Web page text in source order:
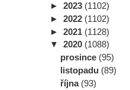
► 2023 (1102)
► 2022 (1102)
► 2021 (1128)
▼ 2020 (1088)
prosince (95)
listopadu (89)
října (93)